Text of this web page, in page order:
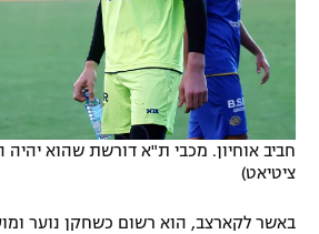
חביב אוחיון. מכבי ת"א דורשת שהוא יהיה
ציטיאט)
באשר לקארצב, הוא רשום כשחקן נוער